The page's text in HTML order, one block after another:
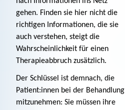
gehen. Finden sie hier nicht die
richtigen Informationen, die sie
auch verstehen, steigt die
Wahrscheinlichkeit für einen
Therapieabbruch zusätzlich.
Der Schlüssel ist demnach, die
Patient:innen bei der Behandlung
mitzunehmen: Sie müssen ihre